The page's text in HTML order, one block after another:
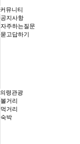
커뮤니티
공지사항
자주하는질문
묻고답하기
의령관광
볼거리
먹거리
숙박